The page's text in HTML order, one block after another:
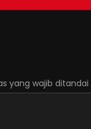
yang wajib ditandai